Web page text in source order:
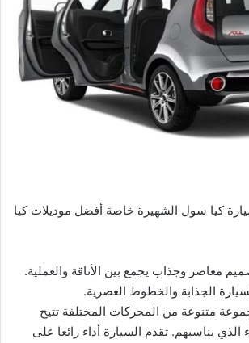
كيا سول الشهيرة خاصة أفضل موديلات كيا
معاصر وجذاب يجمع بين الأناقة والعملية.
الجذابة والخطوط العصرية.
متنوعة من المحركات المختلفة تتيح
الذي يناسبهم. تقدم السيارة أداء رائعا على